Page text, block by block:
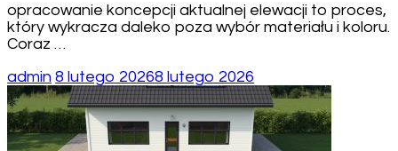
opracowanie koncepcji aktualnej elewacji to proces,
który wykracza daleko poza wybór materiału i koloru.
Coraz …
admin 8 lutego 20268 lutego 2026